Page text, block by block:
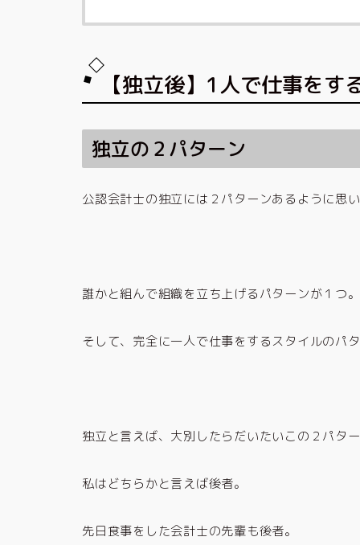
【独立後】1人で仕事をす
独立の２パターン
公認会計士の独立には２パターンあるように思
誰かと組んで組織を立ち上げるパターンが１つ。
そして、完全に一人で仕事をするスタイルのパ
独立と言えば、大別したらだいたいこの２パタ
私はどちらかと言えば後者。
先日食事をした会計士の先輩も後者。